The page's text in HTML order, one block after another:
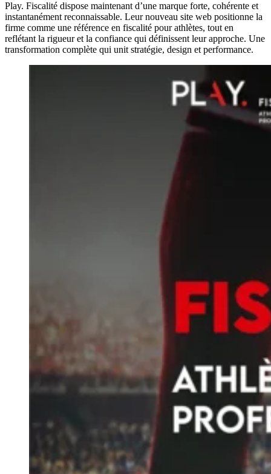
Play. Fiscalité dispose maintenant d’une marque forte, cohérente et
instantanément reconnaissable. Leur nouveau site web positionne la
firme comme une référence en fiscalité pour athlètes, tout en
reflétant la rigueur et la confiance qui définissent leur approche. Une
transformation complète qui unit stratégie, design et performance.